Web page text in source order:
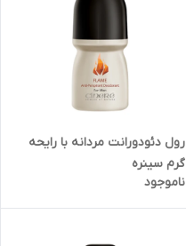
رول دئودورانت مردانه با رایحه
گرم سینره
ناموجود